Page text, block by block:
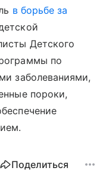
в борьбе за
Детского
по
заболеваниями,
пороки,
Поделиться